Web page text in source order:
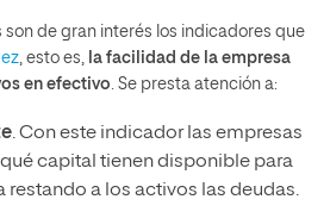
son de gran interés los indicadores que
, esto es,
la facilidad de la empresa
en efectivo . Se presta atención a:
. Con este indicador las empresas
capital tienen disponible para
restando a los activos las deudas.